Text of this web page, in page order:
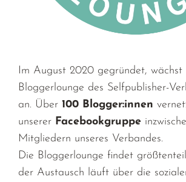
Im August 2020 gegründet, wächst
Bloggerlounge des Selfpublisher-
an. Über 100 Blogger:innen
unserer Facebookgruppe
Mitgliedern unseres Verbandes.
Die Bloggerlounge findet
der Austausch läuft über die